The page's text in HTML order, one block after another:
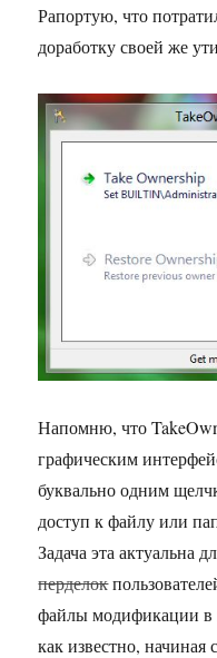
Рапортую, что
доработку своей же
Напомню, что
графическим
буквально одним
доступ к файлу или
Задача эта актуальна
перделок
файлы модификации в
как известно, начиная